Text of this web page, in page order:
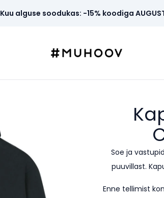
Kuu alguse soodukas: -15% koodiga
Soe ja
puuvillast.
Enne tellimist